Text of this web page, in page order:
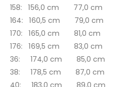
158: 156,0 cm 77,0 cm
164: 160,5 cm 79,0 cm
170: 165,0 cm 81,0 cm
176: 169,5 cm 83,0 cm
36: 174,0 cm 85,0 cm
38: 178,5 cm 87,0 cm
40: 183,0 cm 89,0 cm